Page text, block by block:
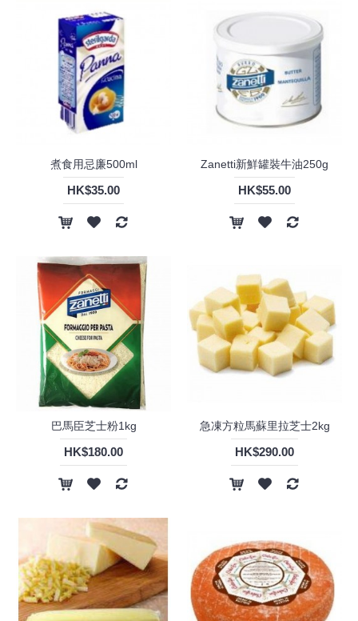
煮食用忌廉500ml
HK$35.00
Zanetti新鮮罐裝牛油250g
HK$55.00
巴馬臣芝士粉1kg
HK$180.00
急凍方粒馬蘇里拉芝士2kg
HK$290.00